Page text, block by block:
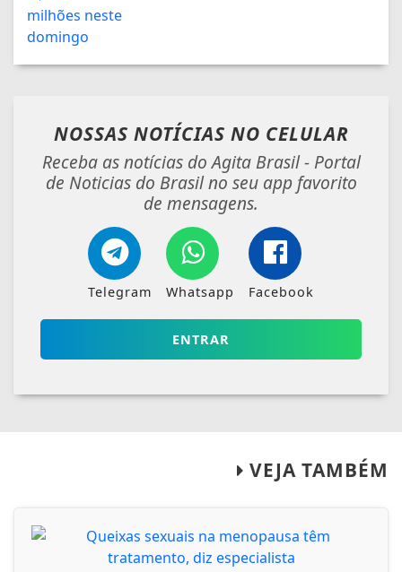
NOSSAS NOTÍCIAS NO CELULAR
Receba as notícias do Agita Brasil - Portal
de Noticias do Brasil no seu app favorito
de mensagens.
Telegram Whatsapp Facebook
ENTRAR
VEJA TAMBÉM